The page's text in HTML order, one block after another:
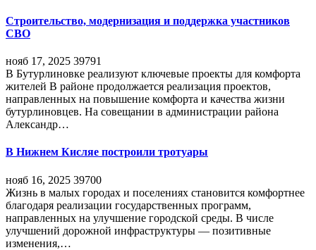
Строительство, модернизация и поддержка участников
СВО
нояб 17, 2025 39791
В Бутурлиновке реализуют ключевые проекты для комфорта
жителей В районе продолжается реализация проектов,
направленных на повышение комфорта и качества жизни
бутурлиновцев. На совещании в администрации района
Александр…
В Нижнем Кисляе построили тротуары
нояб 16, 2025 39700
Жизнь в малых городах и поселениях становится комфортнее
благодаря реализации государственных программ,
направленных на улучшение городской среды. В числе
улучшений дорожной инфраструктуры — позитивные
изменения,…